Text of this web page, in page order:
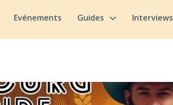
Evénements Guides Interviews